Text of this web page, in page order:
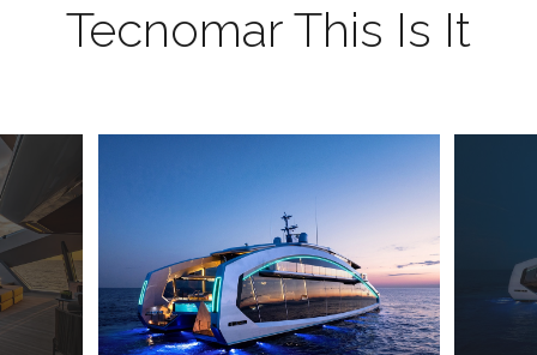
Tecnomar This Is It
11 2